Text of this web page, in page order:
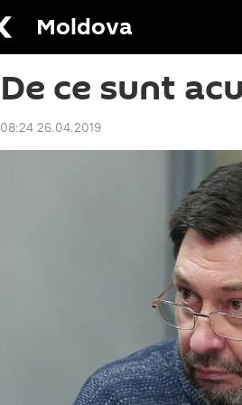
Moldova
De ce sunt
08:24 26.04.2019